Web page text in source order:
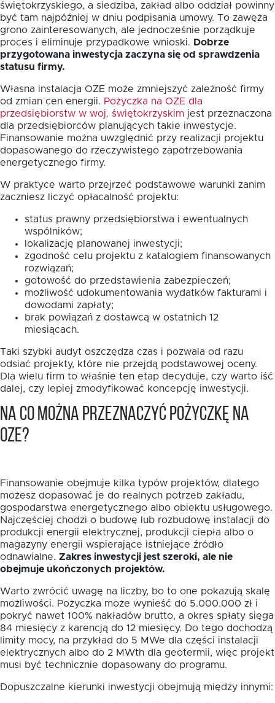
świętokrzyskiego, a siedziba, zakład albo oddział powinny
być tam najpóźniej w dniu podpisania umowy. To zawęża
grono zainteresowanych, ale jednocześnie porządkuje
proces i eliminuje przypadkowe wnioski. Dobrze
przygotowana inwestycja zaczyna się od sprawdzenia
statusu firmy.
Własna instalacja OZE może zmniejszyć zależność firmy
od zmian cen energii. Pożyczka na OZE dla
przedsiębiorstw w woj. świętokrzyskim jest przeznaczona
dla przedsiębiorców planujących takie inwestycje.
Finansowanie można uwzględnić przy realizacji projektu
dopasowanego do rzeczywistego zapotrzebowania
energetycznego firmy.
W praktyce warto przejrzeć podstawowe warunki zanim
zaczniesz liczyć opłacalność projektu:
status prawny przedsiębiorstwa i ewentualnych
wspólników;
lokalizację planowanej inwestycji;
zgodność celu projektu z katalogiem finansowanych
rozwiązań;
gotowość do przedstawienia zabezpieczeń;
możliwość udokumentowania wydatków fakturami i
dowodami zapłaty;
brak powiązań z dostawcą w ostatnich 12
miesiącach.
Taki szybki audyt oszczędza czas i pozwala od razu
odsiać projekty, które nie przejdą podstawowej oceny.
Dla wielu firm to właśnie ten etap decyduje, czy warto iść
dalej, czy lepiej zmodyfikować koncepcję inwestycji.
Na co można przeznaczyć pożyczkę na
OZE?
Finansowanie obejmuje kilka typów projektów, dlatego
możesz dopasować je do realnych potrzeb zakładu,
gospodarstwa energetycznego albo obiektu usługowego.
Najczęściej chodzi o budowę lub rozbudowę instalacji do
produkcji energii elektrycznej, produkcji ciepła albo o
magazyny energii wspierające istniejące źródło
odnawialne. Zakres inwestycji jest szeroki, ale nie
obejmuje ukończonych projektów.
Warto zwrócić uwagę na liczby, bo to one pokazują skalę
możliwości. Pożyczka może wynieść do 5.000.000 zł i
pokryć nawet 100% nakładów brutto, a okres spłaty sięga
84 miesięcy z karencją do 12 miesięcy. Do tego dochodzą
limity mocy, na przykład do 5 MWe dla części instalacji
elektrycznych albo do 2 MWth dla geotermii, więc projekt
musi być technicznie dopasowany do programu.
Dopuszczalne kierunki inwestycji obejmują między innymi: